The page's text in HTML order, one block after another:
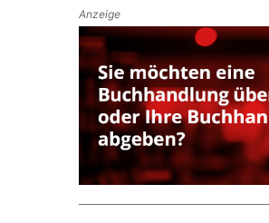
Anzeige